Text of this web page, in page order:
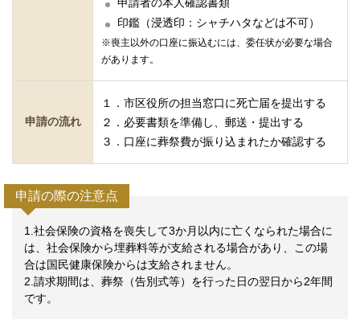
印鑑（浸透印：シャチハタなどは不可）
※喪主以外の口座に振込むには、委任状が必要な場合
があります。
申請の流れ
１．市区役所の担当窓口に死亡届を提出する
２．必要書類を準備し、郵送・提出する
３．口座に葬祭費が振り込まれたか確認する
申請の際の注意点
1.社会保険の資格を喪失して3か月以内に亡くなられた場合に
は、社会保険から埋葬料等が支給される場合があり、この場
合は国民健康保険からは支給されません。
2.請求期間は、葬祭（告別式等）を行った日の翌日から2年間
です。